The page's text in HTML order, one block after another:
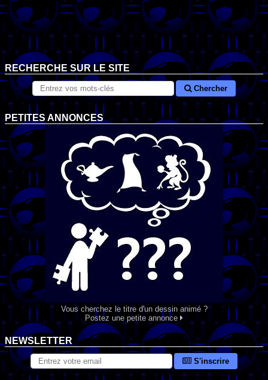
RECHERCHE SUR LE SITE
Chercher
PETITES ANNONCES
Vous cherchez le titre d'un dessin animé ?
Postez une petite annonce
NEWSLETTER
S'inscrire